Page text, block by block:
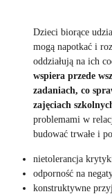
Dzieci biorące
mogą napotkać i
oddziałują na ich
wspiera przede
zadaniach, co
zajęciach
problemami w
budować trwałe i
nietolerancja
odporność na
konstruktywne